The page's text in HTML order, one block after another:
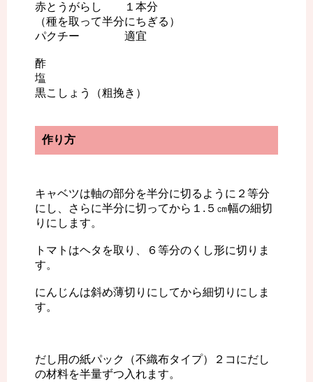
赤とうがらし １本分
（種を取って半分にちぎる）
パクチー 適宜
酢
塩
黒こしょう（粗挽き）
作り方
キャベツは軸の部分を半分に切るように２等分
にし、さらに半分に切ってから１.５㎝幅の細切
りにします。
トマトはヘタを取り、６等分のくし形に切りま
す。
にんじんは斜め薄切りにしてから細切りにしま
す。
だし用の紙パック（不織布タイプ）２コにだし
の材料を半量ずつ入れます。